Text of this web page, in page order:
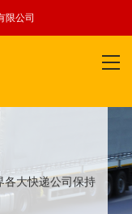
限公司
各大快递公司保持